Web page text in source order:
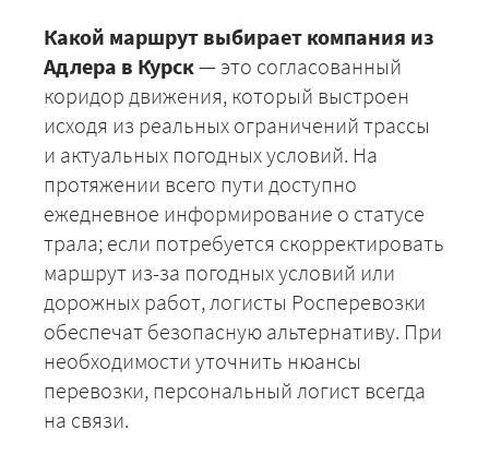
Какой маршрут выбирает компания из
Адлера в Курск — это согласованный
коридор движения, который выстроен
исходя из реальных ограничений трассы
и актуальных погодных условий. На
протяжении всего пути доступно
ежедневное информирование о статусе
трала; если потребуется скорректировать
маршрут из-за погодных условий или
дорожных работ, логисты Росперевозки
обеспечат безопасную альтернативу. При
необходимости уточнить нюансы
перевозки, персональный логист всегда
на связи.